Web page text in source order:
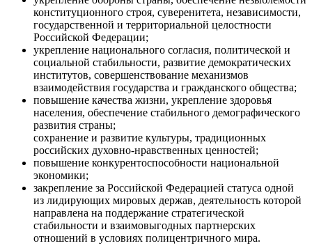
конституционного строя, суверенитета, независимости,
государственной и территориальной целостности
Российской Федерации;
укрепление национального согласия, политической и
социальной стабильности, развитие демократических
институтов, совершенствование механизмов
взаимодействия государства и гражданского общества;
повышение качества жизни, укрепление здоровья
населения, обеспечение стабильного демографического
развития страны;
сохранение и развитие культуры, традиционных
российских духовно-нравственных ценностей;
повышение конкурентоспособности национальной
экономики;
закрепление за Российской Федерацией статуса одной
из лидирующих мировых держав, деятельность которой
направлена на поддержание стратегической
стабильности и взаимовыгодных партнерских
отношений в условиях полицентричного мира.